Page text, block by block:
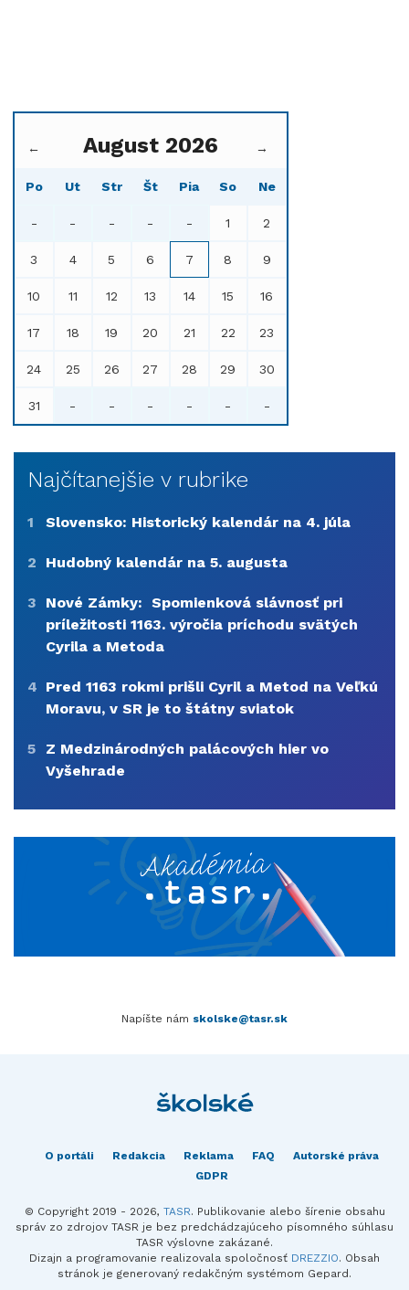
← August 2026 →
Po Ut Str Št Pia So Ne
- - - - - 1 2
3 4 5 6 7 8 9
10 11 12 13 14 15 16
17 18 19 20 21 22 23
24 25 26 27 28 29 30
31 - - - - - -
Najčítanejšie v rubrike
1 Slovensko: Historický kalendár na 4. júla
2 Hudobný kalendár na 5. augusta
3
Nové Zámky: Spomienková slávnosť pri
príležitosti 1163. výročia príchodu svätých
Cyrila a Metoda
4 Pred 1163 rokmi prišli Cyril a Metod na Veľkú
Moravu, v SR je to štátny sviatok
5
Z Medzinárodných palácových hier vo
Vyšehrade
Napíšte nám skolske@tasr.sk
O portáli Redakcia Reklama FAQ
Autorské práva
GDPR
© Copyright 2019 - 2026, TASR. Publikovanie alebo šírenie obsahu
správ zo zdrojov TASR je bez predchádzajúceho písomného súhlasu
TASR výslovne zakázané.
Dizajn a programovanie realizovala spoločnosť DREZZIO. Obsah
stránok je generovaný redakčným systémom Gepard.